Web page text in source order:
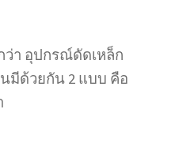
ว่า อุปกรณ์ดัดเหล็ก
มีด้วยกัน 2 แบบ คือ